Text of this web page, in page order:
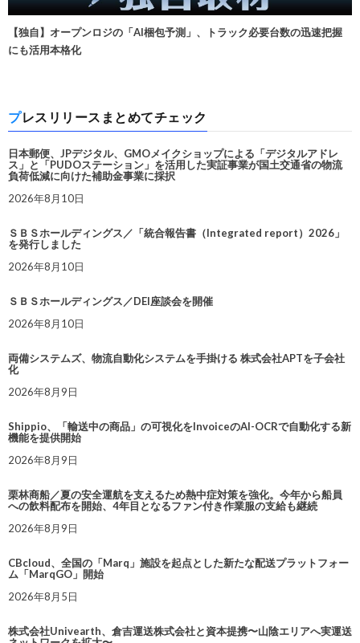
【独自】オープンロジの「AI梱包予測」、トラック必要台数の迅速把握
にも活用本格化
プレスリリースまとめてチェック
日本郵便、JPデジタル、GMOメイクショップによる「デジタルアドレ
ス」と「PUDOステーション」を活用した実証事業が国土交通省の物流
負荷低減に向けた補助金事業に採択
2026年8月10日
ＳＢＳホールディングス／「統合報告書（Integrated report）2026」
を発行しました
2026年8月10日
ＳＢＳホールディングス／DEI座談会を開催
2026年8月10日
両備システムズ、物流自動化システムを手掛ける 株式会社APTを子会社
化
2026年8月9日
Shippio、「輸送中の商品」の可視化をInvoiceのAI-OCRで自動化する新
機能を提供開始
2026年8月9日
栗林商船／夏の安全運航を支えるため熱中症対策を強化。今年から船員
への飲料配布を開始、4年目となるファン付き作業服の支給も継続
2026年8月9日
CBcloud、全国の「Marq」施設を起点とした新たな配送プラットフォー
ム「MarqGO」開始
2026年8月5日
株式会社Univearth、倉吉運送株式会社と資本提携〜山陰エリアへ実運送